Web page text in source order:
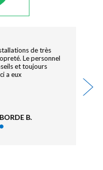
surprise,
communicante, la
et petit plus avec
-